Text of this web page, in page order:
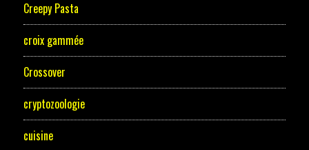
Creepy Pasta
croix gammée
Crossover
cryptozoologie
cuisine